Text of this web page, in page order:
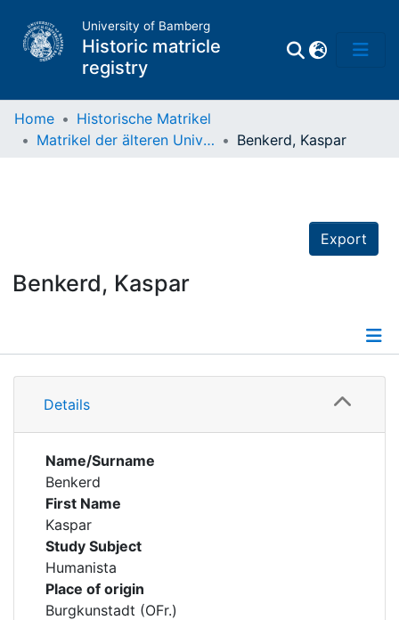
University of Bamberg
Historic matricle
registry
Home
Historische Matrikel
Matrikel der älteren Universität
Benkerd, Kaspar
Export
Benkerd, Kaspar
Details
Details
Name/Surname
Benkerd
First Name
Kaspar
Study Subject
Humanista
Place of origin
Burgkunstadt (OFr.)